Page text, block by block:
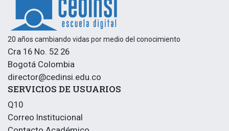
20 años cambiando vidas por medio del conocimiento
Cra 16 No. 52 26
Bogotá Colombia
director@cedinsi.edu.co
SERVICIOS DE USUARIOS
Q10
Correo Institucional